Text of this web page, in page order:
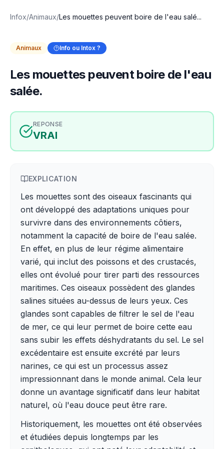
Infox/Animaux/Les mouettes peuvent boire de l'eau salé...
Animaux Info ou Intox ?
Les mouettes peuvent boire de l'eau
salée.
REPONSE
VRAI
EXPLICATION
Les mouettes sont des oiseaux fascinants qui
ont développé des adaptations uniques pour
survivre dans des environnements côtiers,
notamment la capacité de boire de l'eau salée.
En effet, en plus de leur régime alimentaire
varié, qui inclut des poissons et des crustacés,
elles ont évolué pour tirer parti des ressources
maritimes. Ces oiseaux possèdent des glandes
salines situées au-dessus de leurs yeux. Ces
glandes sont capables de filtrer le sel de l'eau
de mer, ce qui leur permet de boire cette eau
sans subir les effets déshydratants du sel. Le sel
excédentaire est ensuite excrété par leurs
narines, ce qui est un processus assez
impressionnant dans le monde animal. Cela leur
donne un avantage significatif dans leur habitat
naturel, où l'eau douce peut être rare.
Historiquement, les mouettes ont été observées
et étudiées depuis longtemps par les